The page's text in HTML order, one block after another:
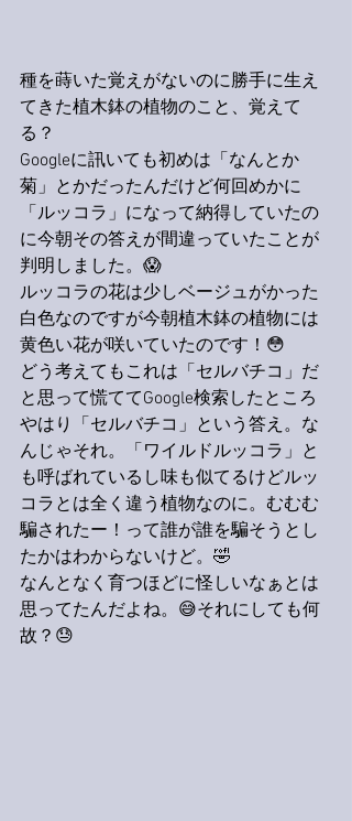
種を蒔いた覚えがないのに勝手に生え
てきた植木鉢の植物のこと、覚えて
る？
Googleに訊いても初めは「なんとか
菊」とかだったんだけど何回めかに
「ルッコラ」になって納得していたの
に今朝その答えが間違っていたことが
判明しました。😱
ルッコラの花は少しベージュがかった
白色なのですが今朝植木鉢の植物には
黄色い花が咲いていたのです！😳
どう考えてもこれは「セルバチコ」だ
と思って慌ててGoogle検索したところ
やはり「セルバチコ」という答え。な
んじゃそれ。「ワイルドルッコラ」と
も呼ばれているし味も似てるけどルッ
コラとは全く違う植物なのに。むむむ
騙されたー！って誰が誰を騙そうとし
たかはわからないけど。🤣
なんとなく育つほどに怪しいなぁとは
思ってたんだよね。😅それにしても何
故？😓